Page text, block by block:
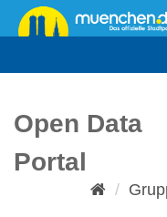
Überspringen
zum
Open Data
Portal